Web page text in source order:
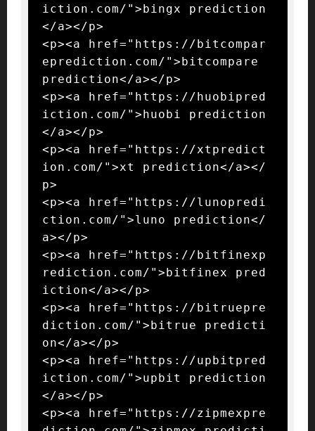
iction.com/">bingx prediction
</a></p>
<p><a href="https://bitcompar
eprediction.com/">bitcompare
prediction</a></p>
<p><a href="https://huobipred
iction.com/">huobi prediction
</a></p>
<p><a href="https://xtpredict
ion.com/">xt prediction</a></
p>
<p><a href="https://lunopredi
ction.com/">luno prediction</
a></p>
<p><a href="https://bitfinexp
rediction.com/">bitfinex pred
iction</a></p>
<p><a href="https://bitruepre
diction.com/">bitrue predicti
on</a></p>
<p><a href="https://upbitpred
iction.com/">upbit prediction
</a></p>
<p><a href="https://zipmexpre